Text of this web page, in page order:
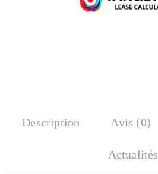
Description Avis (0)
Actualités